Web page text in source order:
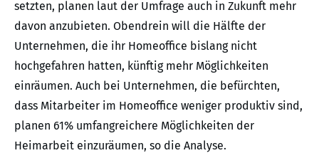
setzten, planen laut der Umfrage auch in Zukunft mehr
davon anzubieten. Obendrein will die Hälfte der
Unternehmen, die ihr Homeoffice bislang nicht
hochgefahren hatten, künftig mehr Möglichkeiten
einräumen. Auch bei Unternehmen, die befürchten,
dass Mitarbeiter im Homeoffice weniger produktiv sind,
planen 61% umfangreichere Möglichkeiten der
Heimarbeit einzuräumen, so die Analyse.